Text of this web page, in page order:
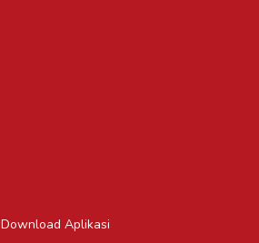
Download Aplikasi